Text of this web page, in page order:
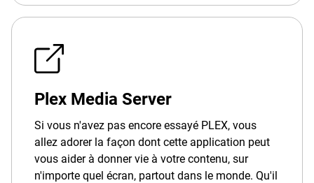
Plex Media Server
Si vous n'avez pas encore essayé PLEX, vous
allez adorer la façon dont cette application peut
vous aider à donner vie à votre contenu, sur
n'importe quel écran, partout dans le monde. Qu'il